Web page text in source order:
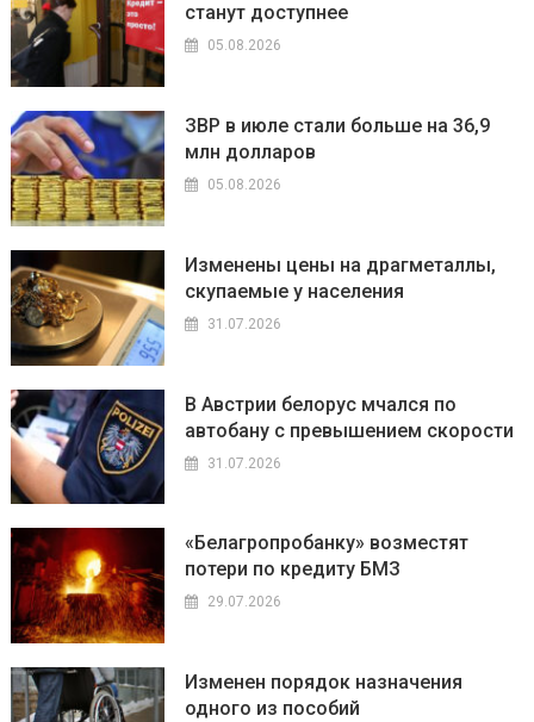
станут доступнее
05.08.2026
ЗВР в июле стали больше на 36,9
млн долларов
05.08.2026
Изменены цены на драгметаллы,
скупаемые у населения
31.07.2026
В Австрии белорус мчался по
автобану с превышением скорости
31.07.2026
«Белагропробанку» возместят
потери по кредиту БМЗ
29.07.2026
Изменен порядок назначения
одного из пособий